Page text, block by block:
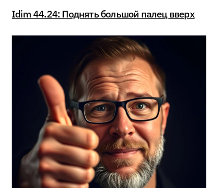
Idim 44.24: Поднять большой палец вверх